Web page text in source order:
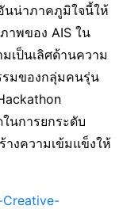
าภาคภูมิใจนี้ให้
าพของ AIS ใน
เป็นเลิศด้านความ
รมของกลุ่มคนรุ่น
นการยกระดับ
งความเข้มแข็งให้